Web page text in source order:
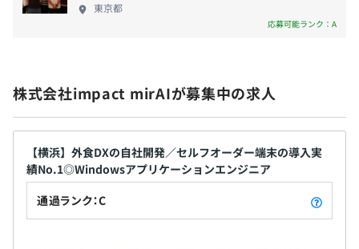
半期ごとの目標設定、振り返りによる評価をおこなってい
全社127名
開発メンバー：11名（社員7名+協力会社4名）
3カ月（待遇の変更はありません）
東京都
応募可能ランク：A
株式会社impact mirAIが募集中の求人
【横浜】外食DXの自社開発／セルフオーダー端末の導入実
績No.1◎Windowsアプリケーションエンジニア
通過ランク：C